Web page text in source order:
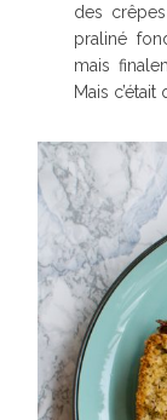
des
praliné
mais
Mais